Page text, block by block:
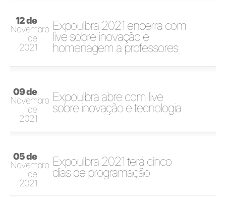
12 de
Novembro
de
2021
Expoulbra 2021 encerra com
live sobre inovação e
homenagem a professores
09 de
Novembro
de
2021
Expoulbra abre com live
sobre inovação e tecnologia
05 de
Novembro
de
2021
Expoulbra 2021 terá cinco
dias de programação